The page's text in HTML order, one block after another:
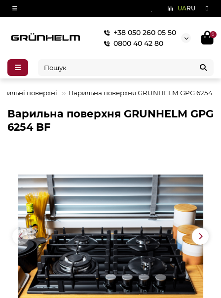
UARU
+38 050 260 05 50
0800 40 42 80
0
поверхні Варильна поверхня GRUNHELM GPG 6254
Варильна поверхня GRUNHELM GPG
6254 BF